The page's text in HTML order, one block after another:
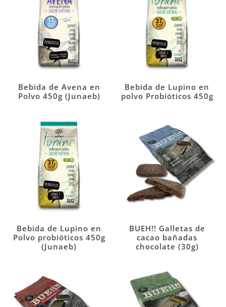
Bebida de Avena en
Polvo 450g (Junaeb)
Bebida de Lupino en
polvo Probióticos 450g
Bebida de Lupino en
Polvo probióticos 450g
(Junaeb)
BUEH!! Galletas de
cacao bañadas
chocolate (30g)